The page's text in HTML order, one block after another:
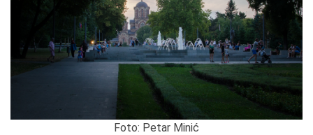
Foto: Petar Minić